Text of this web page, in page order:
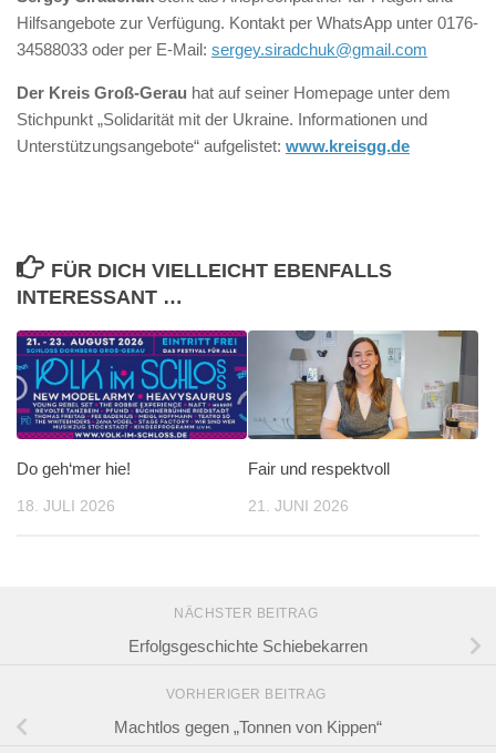
Hilfsangebote zur Verfügung. Kontakt per WhatsApp unter 0176-
34588033 oder per E-Mail: sergey.siradchuk@gmail.com
Der Kreis Groß-Gerau hat auf seiner Homepage unter dem
Stichpunkt „Solidarität mit der Ukraine. Informationen und
Unterstützungsangebote“ aufgelistet: www.kreisgg.de
FÜR DICH VIELLEICHT EBENFALLS
INTERESSANT …
Do geh‘mer hie!
18. JULI 2026
Fair und respektvoll
21. JUNI 2026
NÄCHSTER BEITRAG
Erfolgsgeschichte Schiebekarren
VORHERIGER BEITRAG
Machtlos gegen „Tonnen von Kippen“